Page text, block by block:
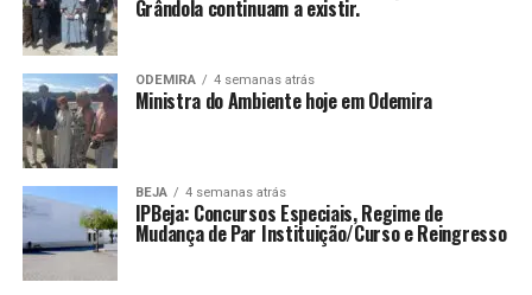
Grândola continuam a existir.
ODEMIRA 4 semanas atrás
Ministra do Ambiente hoje em Odemira
BEJA 4 semanas atrás
IPBeja: Concursos Especiais, Regime de
Mudança de Par Instituição/Curso e Reingresso